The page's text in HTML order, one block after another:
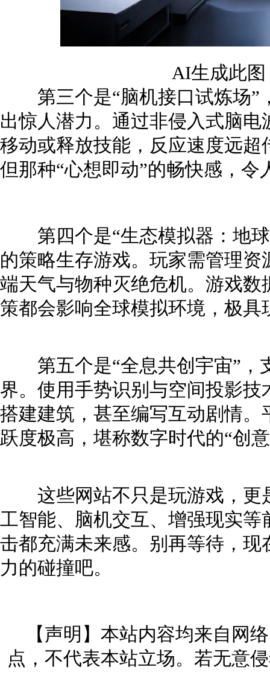
AI生成此
第三个是“脑机接口试炼场”
出惊人潜力。通过非侵入式脑
移动或释放技能，反应速度远
但那种“心想即动”的畅快感，令
第四个是“生态模拟器：地球
的策略生存游戏。玩家需管理
端天气与物种灭绝危机。游戏
策都会影响全球模拟环境，极具
第五个是“全息共创宇宙”，
界。使用手势识别与空间投影
搭建建筑，甚至编写互动剧情
跃度极高，堪称数字时代的“创
这些网站不只是玩游戏，更
工智能、脑机交互、增强现实
击都充满未来感。别再等待，
力的碰撞吧。
【声明】本站内容均来自网
点，不代表本站立场。若无意